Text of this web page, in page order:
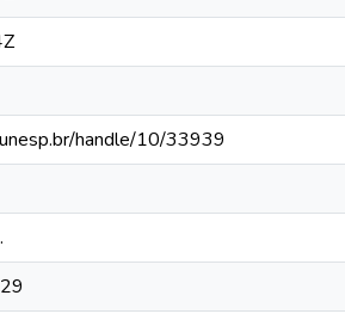
handle/10/33939